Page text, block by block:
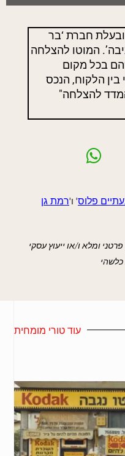
חברת ‘בר
המוטו להצלחה
בכל מקום
בין הלקוח, הנכס
להצלחה"
פלוס' ו'רמת גן
פרטני ומלא ו/או ייעוץ עסקי
עוד טורי מומחית